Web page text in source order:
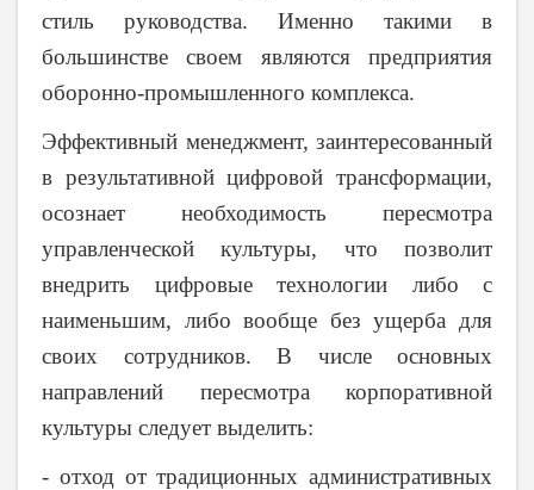
стиль руководства. Именно такими в
большинстве своем являются предприятия
оборонно-промышленного комплекса.
Эффективный менеджмент, заинтересованный
в результативной цифровой трансформации,
осознает необходимость пересмотра
управленческой культуры, что позволит
внедрить цифровые технологии либо с
наименьшим, либо вообще без ущерба для
своих сотрудников. В числе основных
направлений пересмотра корпоративной
культуры следует выделить:
- отход от традиционных административных